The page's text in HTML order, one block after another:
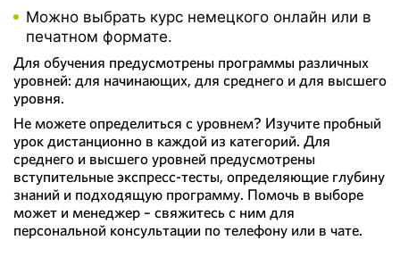
Можно выбрать курс немецкого онлайн или в
печатном формате.
Для обучения предусмотрены программы различных
уровней: для начинающих, для среднего и для высшего
уровня.
Не можете определиться с уровнем? Изучите пробный
урок дистанционно в каждой из категорий. Для
среднего и высшего уровней предусмотрены
вступительные экспресс-тесты, определяющие глубину
знаний и подходящую программу. Помочь в выборе
может и менеджер – свяжитесь с ним для
персональной консультации по телефону или в чате.